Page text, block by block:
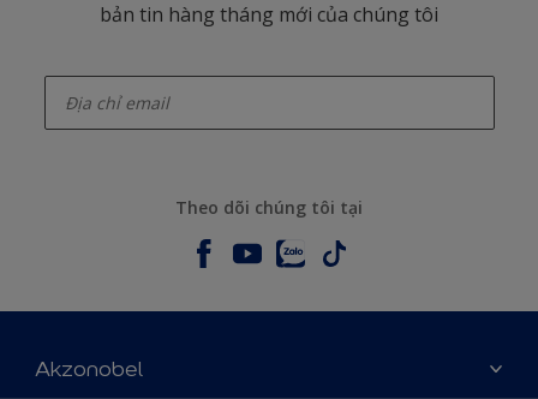
bản tin hàng tháng mới của chúng tôi
Theo dõi chúng tôi tại
Akzonobel